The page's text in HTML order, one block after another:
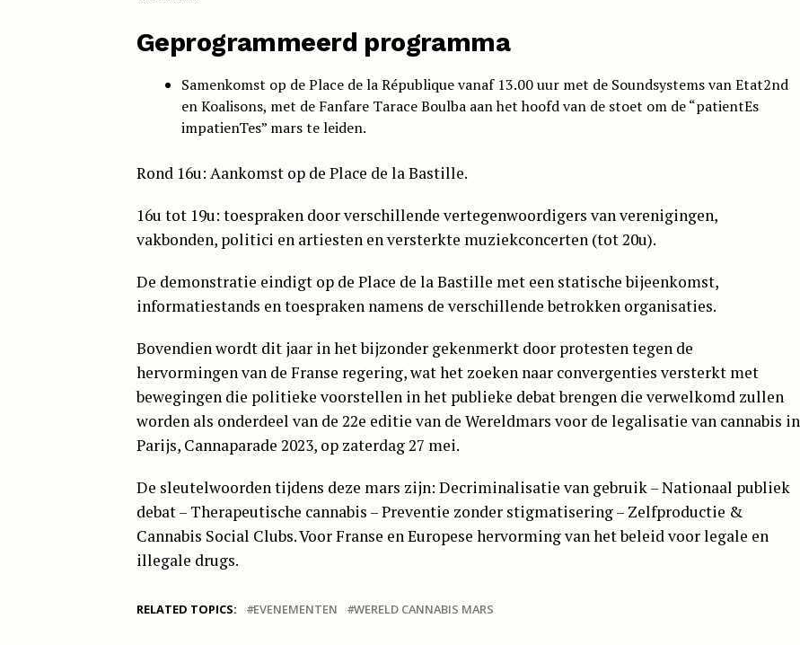
Geprogrammeerd programma
Samenkomst op de Place de la République vanaf 13.00 uur met de Soundsystems van Etat2nd
en Koalisons, met de Fanfare Tarace Boulba aan het hoofd van de stoet om de “patientEs
impatienTes” mars te leiden.
Rond 16u: Aankomst op de Place de la Bastille.
16u tot 19u: toespraken door verschillende vertegenwoordigers van verenigingen,
vakbonden, politici en artiesten en versterkte muziekconcerten (tot 20u).
De demonstratie eindigt op de Place de la Bastille met een statische bijeenkomst,
informatiestands en toespraken namens de verschillende betrokken organisaties.
Bovendien wordt dit jaar in het bijzonder gekenmerkt door protesten tegen de
hervormingen van de Franse regering, wat het zoeken naar convergenties versterkt met
bewegingen die politieke voorstellen in het publieke debat brengen die verwelkomd zullen
worden als onderdeel van de 22e editie van de Wereldmars voor de legalisatie van cannabis in
Parijs, Cannaparade 2023, op zaterdag 27 mei.
De sleutelwoorden tijdens deze mars zijn: Decriminalisatie van gebruik – Nationaal publiek
debat – Therapeutische cannabis – Preventie zonder stigmatisering – Zelfproductie &
Cannabis Social Clubs. Voor Franse en Europese hervorming van het beleid voor legale en
illegale drugs.
RELATED TOPICS: EVENEMENTEN WERELD CANNABIS MARS